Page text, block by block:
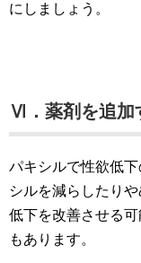
にしましょう。
Ⅵ．薬剤を追加
パキシルで性欲低
シルを減らしたり
低下を改善させる
もあります。